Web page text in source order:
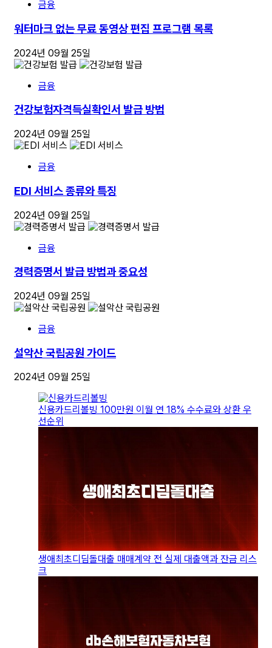
금융
워터마크 없는 무료 동영상 편집 프로그램 목록
2024년 09월 25일
금융
건강보험자격득실확인서 발급 방법
2024년 09월 25일
금융
EDI 서비스 종류와 특징
2024년 09월 25일
금융
경력증명서 발급 방법과 중요성
2024년 09월 25일
금융
설악산 국립공원 가이드
2024년 09월 25일
신용카드리볼빙 100만원 이월 연 18% 수수료와 상환 우
선순위
생애최초디딤돌대출 매매계약 전 실제 대출액과 잔금 리스
크